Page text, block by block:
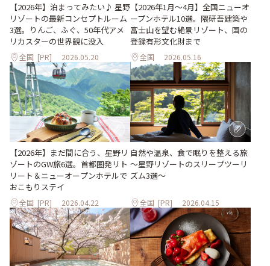
【2026年】泊まってみたい♪ 星野
リゾートの最新コンセプトルーム
3選。りんご、ふぐ、50年代アメ
リカスターの世界観に没入
全国 [PR] 2026.05.20
【2026年1月～4月】全国ニューオ
ープンホテル10選。隈研吾建築や
富士山を望む絶景リゾート、国の
登録有形文化財まで
全国 2026.05.16
【2026年】まだ間に合う、星野リ
ゾートのGW旅6選。首都圏発リト
リート＆ニューオープンホテルで
おこもりステイ
全国 [PR] 2026.04.22
自然や温泉、食で眠りを整える旅
～星野リゾートのスリープツーリ
ズム3選～
全国 [PR] 2026.04.15